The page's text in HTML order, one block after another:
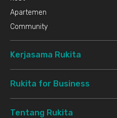
Apartemen
Community
Kerjasama Rukita
Rukita for Business
Tentang Rukita